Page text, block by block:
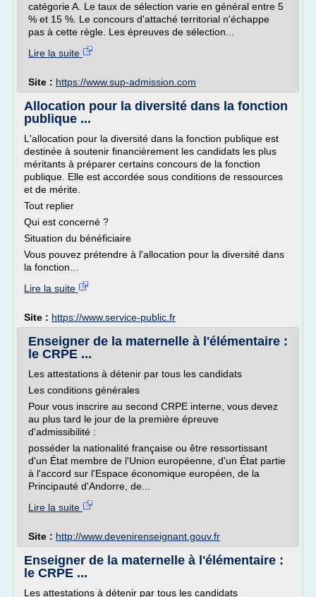
catégorie A. Le taux de sélection varie en général entre 5
% et 15 %. Le concours d'attaché territorial n'échappe
pas à cette règle. Les épreuves de sélection...
Lire la suite
Site : https://www.sup-admission.com
Allocation pour la diversité dans la fonction
publique ...
L'allocation pour la diversité dans la fonction publique est
destinée à soutenir financièrement les candidats les plus
méritants à préparer certains concours de la fonction
publique. Elle est accordée sous conditions de ressources
et de mérite.
Tout replier
Qui est concerné ?
Situation du bénéficiaire
Vous pouvez prétendre à l'allocation pour la diversité dans
la fonction...
Lire la suite
Site : https://www.service-public.fr
Enseigner de la maternelle à l'élémentaire :
le CRPE ...
Les attestations à détenir par tous les candidats
Les conditions générales
Pour vous inscrire au second CRPE interne, vous devez
au plus tard le jour de la première épreuve
d'admissibilité :
posséder la nationalité française ou être ressortissant
d'un État membre de l'Union européenne, d'un État partie
à l'accord sur l'Espace économique européen, de la
Principauté d'Andorre, de...
Lire la suite
Site : http://www.devenirenseignant.gouv.fr
Enseigner de la maternelle à l'élémentaire :
le CRPE ...
Les attestations à détenir par tous les candidats